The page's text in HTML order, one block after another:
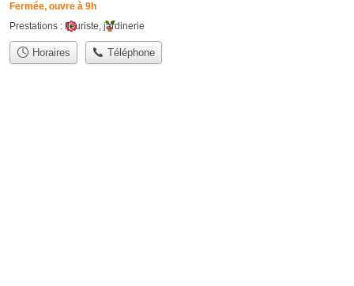
Fermée, ouvre à 9h
Prestations : fleuriste, jardinerie
Horaires Téléphone